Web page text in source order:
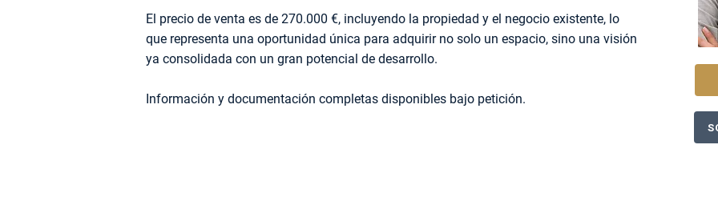
El precio de venta es de 270.000 €, incluyendo la propiedad y el negocio existente, lo
que representa una oportunidad única para adquirir no solo un espacio, sino una visión
ya consolidada con un gran potencial de desarrollo.
Información y documentación completas disponibles bajo petición.